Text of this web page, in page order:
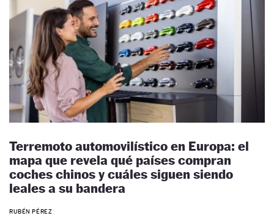
Terremoto automovilístico en Europa: el
mapa que revela qué países compran
coches chinos y cuáles siguen siendo
leales a su bandera
RUBÉN PÉREZ